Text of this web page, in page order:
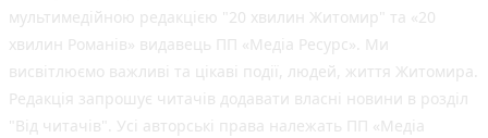
мультимедійною редакцією "20 хвилин Житомир" та «20
хвилин Романів» видавець ПП «Медіа Ресурс». Ми
висвітлюємо важливі та цікаві події, людей, життя Житомира.
Редакція запрошує читачів додавати власні новини в розділ
"Від читачів". Усі авторські права належать ПП «Медіа